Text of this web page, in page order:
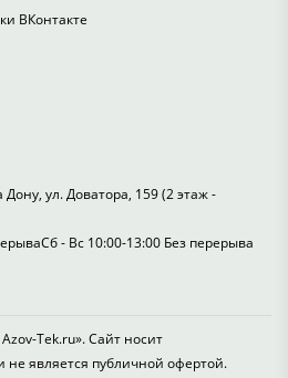
ВКонтакте
Дону, ул. Доватора, 159 (2 этаж -
- Вс 10:00-13:00 Без перерыва
Tek.ru». Сайт носит
является публичной офертой.